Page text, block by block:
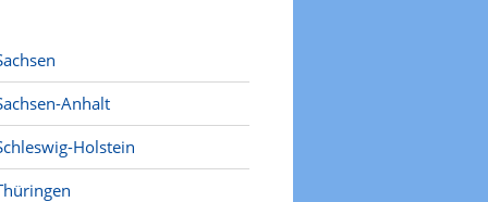
Anhalt
Holstein